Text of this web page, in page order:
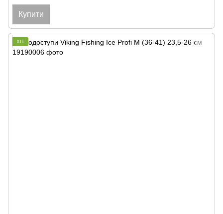
Купити
ХІТ